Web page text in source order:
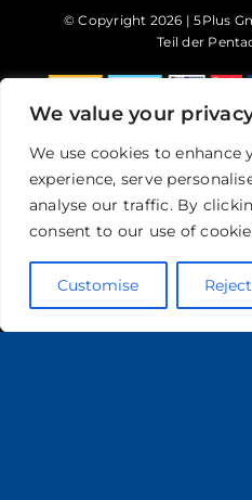
We value your
We use cookies to enhance
experience, serve
analyse our traffic. By
consent to our use of
Customise
© Copyright 2026 | 5Plus
Teil der